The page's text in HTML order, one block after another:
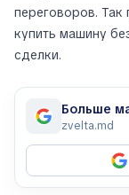
переговоров.
купить машину
сделки.
Больше
zvelta.md